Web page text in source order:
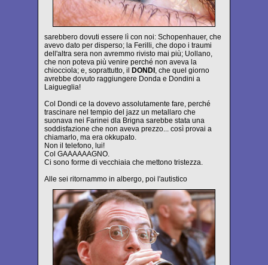
sarebbero dovuti essere lì con noi: Schopenhauer, che
avevo dato per disperso; la Ferilli, che dopo i traumi
dell'altra sera non avremmo rivisto mai più; Uollano,
che non poteva più venire perché non aveva la
chiocciola; e, soprattutto, il
DONDI , che quel giorno
avrebbe dovuto raggiungere Donda e Dondini a
Laigueglia!
Col Dondi ce la dovevo assolutamente fare, perché
trascinare nel tempio del jazz un metallaro che
suonava nei Farinei dla Brigna sarebbe stata una
soddisfazione che non aveva prezzo... così provai a
chiamarlo, ma era okkupato.
Non il telefono, lui!
Col GAAAAAAGNO.
Ci sono forme di vecchiaia che mettono tristezza.
Alle sei ritornammo in albergo, poi l'autistico